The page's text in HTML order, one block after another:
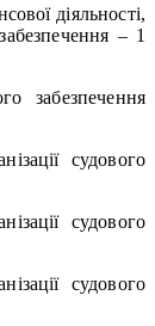
діяльності,
– 1
забезпечення
судового
судового
судового